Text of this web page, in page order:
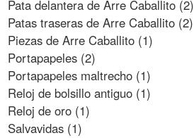
Pata delantera de Arre Caballito (2)
Patas traseras de Arre Caballito (2)
Piezas de Arre Caballito (1)
Portapapeles (2)
Portapapeles maltrecho (1)
Reloj de bolsillo antiguo (1)
Reloj de oro (1)
Salvavidas (1)